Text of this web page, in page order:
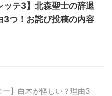
ッテ3】北森聖士の辞退
3つ！お詫び投稿の内容
ー】白木が怪しい？理由3